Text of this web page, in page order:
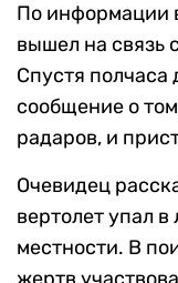
По информации
вышел на связь
Спустя полчаса
сообщение о
радаров, и
Очевидец
вертолет упал
местности. В